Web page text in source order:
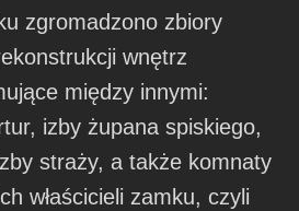
zgromadzono zbiory
wnętrz
między innymi:
izby żupana spiskiego,
straży, a także komnaty
właścicieli zamku, czyli